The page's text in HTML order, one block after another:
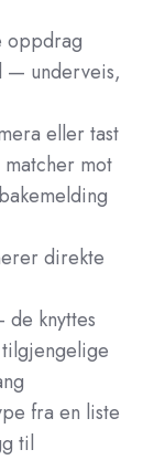
oppdrag
— underveis,
eller tast
mot
direkte
de knyttes
fra en liste
til